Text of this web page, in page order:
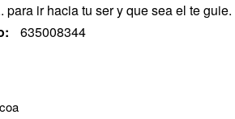
para ir hacia tu ser y que sea el te guie.
635008344